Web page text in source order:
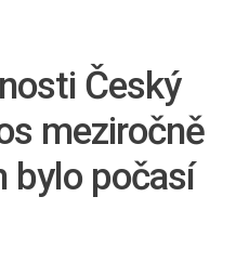
Český
meziročně
bylo počasí